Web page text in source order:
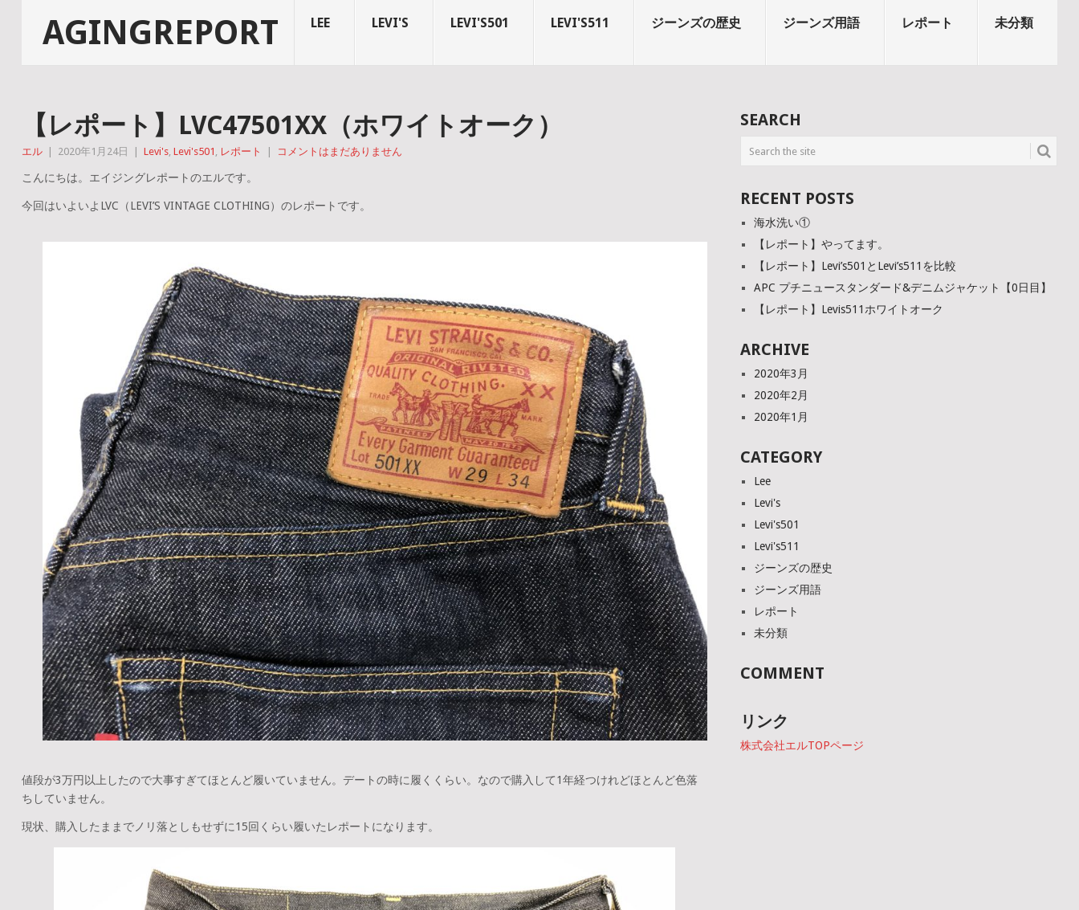
AGINGREPORT LEE LEVI'S LEVI'S501 LEVI'S511 ジーンズの歴史 ジーンズ用語 レポート 未分類
【レポート】LVC47501XX（ホワイトオーク）
エル 2020年1月24日 Levi's, Levi's501 , レポート コメントはまだありません
こんにちは。エイジングレポートのエルです。
今回はいよいよLVC（LEVI’S VINTAGE CLOTHING）のレポートです。
値段が3万円以上したので大事すぎてほとんど履いていません。デートの時に履くくらい。なので購入して1年経つけれどほとんど色落
ちしていません。
現状、購入したままでノリ落としもせずに15回くらい履いたレポートになります。
SEARCH
RECENT POSTS
海水洗い①
【レポート】やってます。
【レポート】Levi’s501とLevi’s511を比較
APC プチニュースタンダード&デニムジャケット【0日目】
【レポート】Levis511ホワイトオーク
ARCHIVE
2020年3月
2020年2月
2020年1月
CATEGORY
Lee
Levi's
Levi's501
Levi's511
ジーンズの歴史
ジーンズ用語
レポート
未分類
COMMENT
リンク
株式会社エルTOPページ